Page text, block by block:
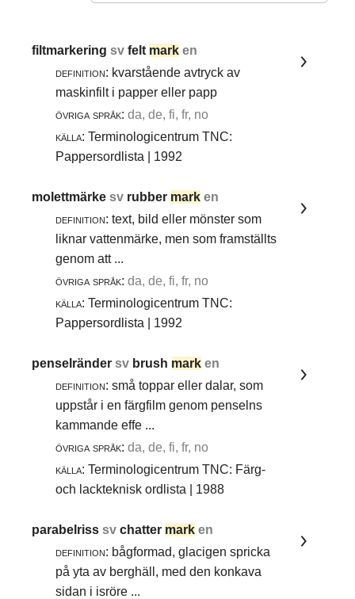
filtmarkeringsvfelt mark en
definition: kvarstående avtryck av
maskinfilt i papper eller papp
övriga språk: da, de, fi, fr, no
källa: Terminologicentrum TNC:
Pappersordlista | 1992
molettmärkesv rubber mark en
definition: text, bild eller mönster som
liknar vattenmärke, men som framställts
genom att ...
övriga språk: da, de, fi, fr, no
källa: Terminologicentrum TNC:
Pappersordlista | 1992
penselrändersv brush mark en
definition: små toppar eller dalar, som
uppstår i en färgfilm genom penselns
kammande effe ...
övriga språk: da, de, fi, fr, no
källa: Terminologicentrum TNC: Färg-
och lackteknisk ordlista | 1988
parabelrisssvchatter mark en
definition: bågformad, glacigen spricka
på yta av berghäll, med den konkava
sidan i isröre ...